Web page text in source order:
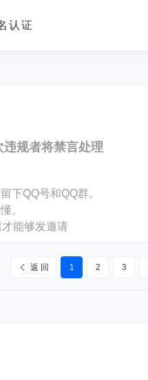
认证
规者将禁言处理
下QQ号和QQ群。
。
能够发邀请
1 2 3
返 回